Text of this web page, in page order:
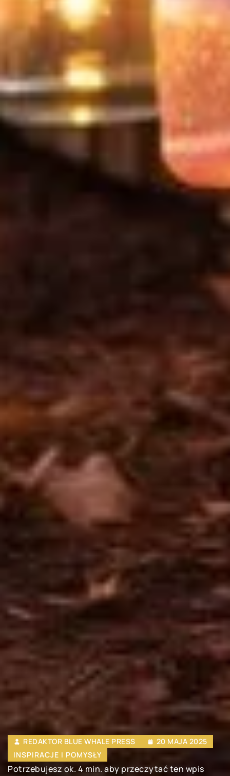
REDAKTOR BLUE WHALE PRESS
20 MAJA 2025
INSPIRACJE I POMYSŁY
Potrzebujesz ok. 4 min. aby przeczytać ten wpis